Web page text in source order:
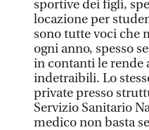
sportive dei figli,
locazione per
sono tutte voci che
ogni anno, spesso
in contanti le rende
indetraibili. Lo
private presso
Servizio Sanitario
medico non basta